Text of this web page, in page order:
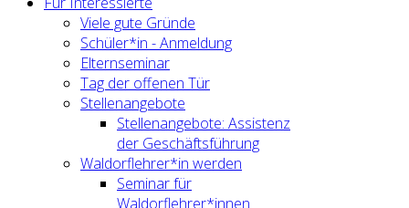
Viele gute Gründe
Schüler*in - Anmeldung
Elternseminar
Tag der offenen Tür
Stellenangebote
Stellenangebote: Assistenz
der Geschäftsführung
Waldorflehrer*in werden
Seminar für
Waldorflehrer*innen